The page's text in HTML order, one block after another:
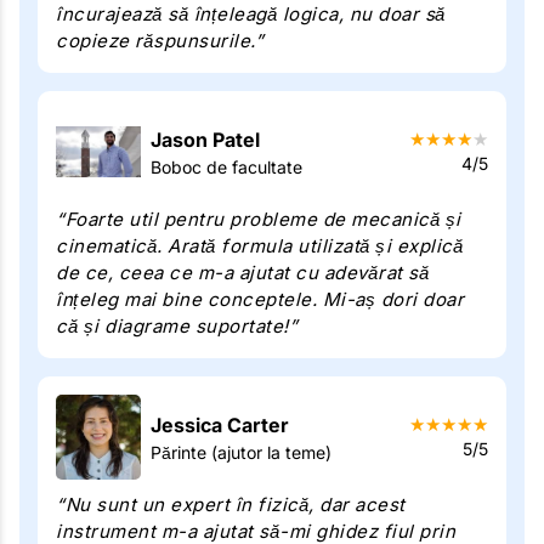
încurajează să înțeleagă logica, nu doar să
copieze răspunsurile.”
Jason Patel
Boboc de facultate
★★★★★
4/5
“Foarte util pentru probleme de mecanică și
cinematică. Arată formula utilizată și explică
de ce, ceea ce m-a ajutat cu adevărat să
înțeleg mai bine conceptele. Mi-aș dori doar
că și diagrame suportate!”
Jessica Carter
Părinte (ajutor la teme)
★★★★★
5/5
“Nu sunt un expert în fizică, dar acest
instrument m-a ajutat să-mi ghidez fiul prin